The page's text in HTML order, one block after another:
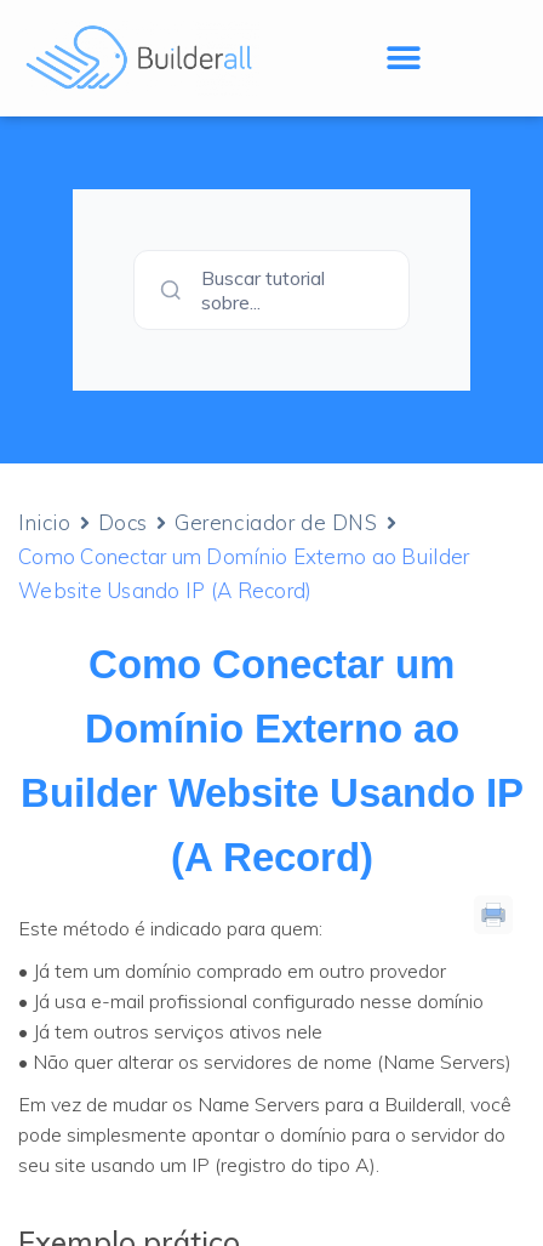
Buscar tutorial
sobre...
Inicio Docs
Gerenciador de DNS
Como Conectar um Domínio Externo ao Builder
Website Usando IP (A Record)
Como Conectar um
Domínio Externo ao
Builder Website Usando IP
(A Record)
Este método é indicado para quem:
• Já tem um domínio comprado em outro provedor
• Já usa e-mail profissional configurado nesse domínio
• Já tem outros serviços ativos nele
• Não quer alterar os servidores de nome (Name Servers)
Em vez de mudar os Name Servers para a Builderall, você
pode simplesmente apontar o domínio para o servidor do
seu site usando um IP (registro do tipo A).